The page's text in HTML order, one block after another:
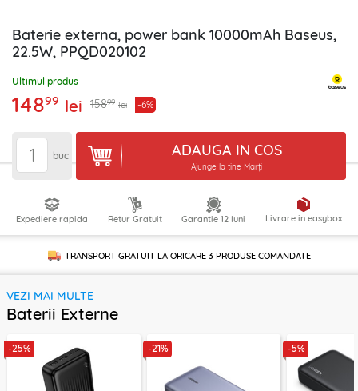
Baterie externa, power bank 10000mAh Baseus,
22.5W, PPQD020102
Ultimul produs
14899 lei 15899 lei -6%
buc ADAUGA IN COS
Ajunge la tine Marți
Expediere rapida Retur Gratuit Garantie 12 luni Livrare in easybox
TRANSPORT GRATUIT LA ORICARE 3 PRODUSECOMANDATE
VEZI MAI MULTE
Baterii Externe
-25% -21% -5%